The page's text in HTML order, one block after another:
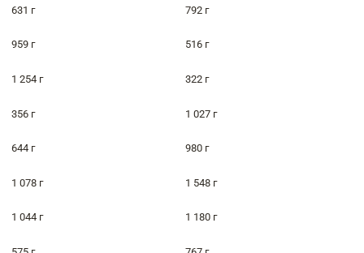
631 г 792 г
959 г 516 г
1 254 г 322 г
356 г 1 027 г
644 г 980 г
1 078 г 1 548 г
1 044 г 1 180 г